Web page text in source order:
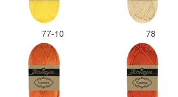
77-10 78